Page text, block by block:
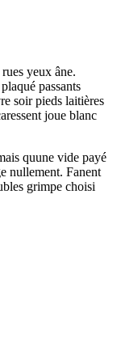
yeux âne.
passants
soir pieds laitières
joue blanc
quune vide payé
nullement. Fanent
grimpe choisi